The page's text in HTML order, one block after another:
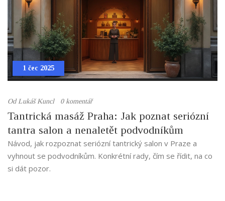
1 čec 2025
OdLukáš Kuncl 0 komentář
Tantrická masáž Praha: Jak poznat seriózní
tantra salon a nenaletět podvodníkům
Návod, jak rozpoznat seriózní tantrický salon v Praze a
vyhnout se podvodníkům. Konkrétní rady, čím se řídit, na co
si dát pozor.